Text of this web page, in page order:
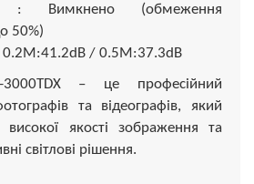
: Вимкнено (обмеження
50%)
0.2M:41.2dB / 0.5M:37.3dB
3000TDX – це професійний
та відеографів, який
високої якості зображення та
світлові рішення.